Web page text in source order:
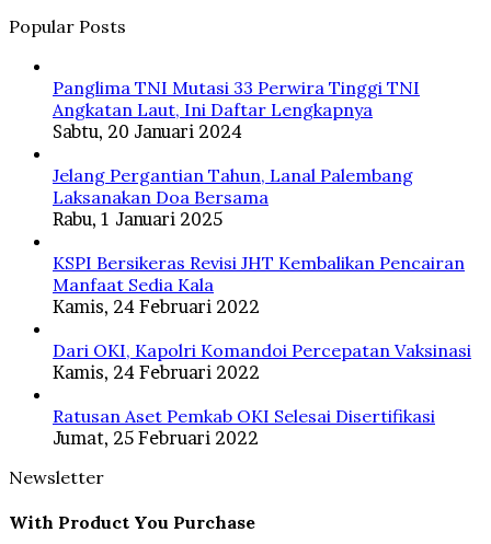
Popular Posts
Panglima TNI Mutasi 33 Perwira Tinggi TNI
Angkatan Laut, Ini Daftar Lengkapnya
Sabtu, 20 Januari 2024
Jelang Pergantian Tahun, Lanal Palembang
Laksanakan Doa Bersama
Rabu, 1 Januari 2025
KSPI Bersikeras Revisi JHT Kembalikan Pencairan
Manfaat Sedia Kala
Kamis, 24 Februari 2022
Dari OKI, Kapolri Komandoi Percepatan Vaksinasi
Kamis, 24 Februari 2022
Ratusan Aset Pemkab OKI Selesai Disertifikasi
Jumat, 25 Februari 2022
Newsletter
With Product You Purchase